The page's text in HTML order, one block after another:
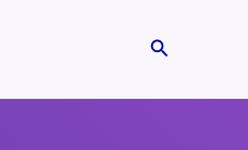
Search